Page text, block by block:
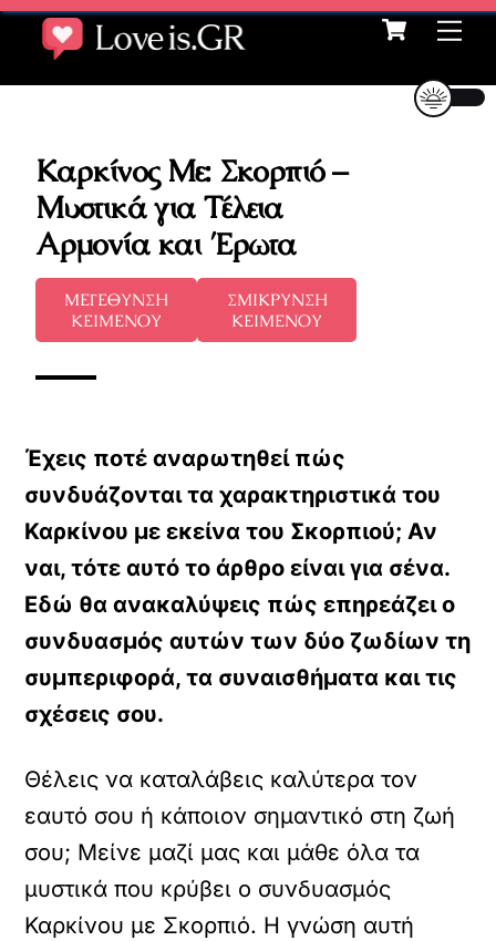
Skip
content
Cart
Καρκίνος Με: Σκορπιό –
Μυστικά για Τέλεια
Αρμονία και Έρωτα
ΜΕΓΕΘΥΝΣΗ
ΚΕΙΜΕΝΟΥ
ΣΜΙΚΡΥΝΣΗ
ΚΕΙΜΕΝΟΥ
Έχεις ποτέ αναρωτηθεί πώς
συνδυάζονται τα χαρακτηριστικά του
Καρκίνου με εκείνα του Σκορπιού; Αν
ναι, τότε αυτό το άρθρο είναι για σένα.
Εδώ θα ανακαλύψεις πώς επηρεάζει ο
συνδυασμός αυτών των δύο ζωδίων τη
συμπεριφορά, τα συναισθήματα και τις
σχέσεις σου.
Θέλεις να καταλάβεις καλύτερα τον
εαυτό σου ή κάποιον σημαντικό στη ζωή
σου; Μείνε μαζί μας και μάθε όλα τα
μυστικά που κρύβει ο συνδυασμός
Καρκίνου με Σκορπιό. Η γνώση αυτή